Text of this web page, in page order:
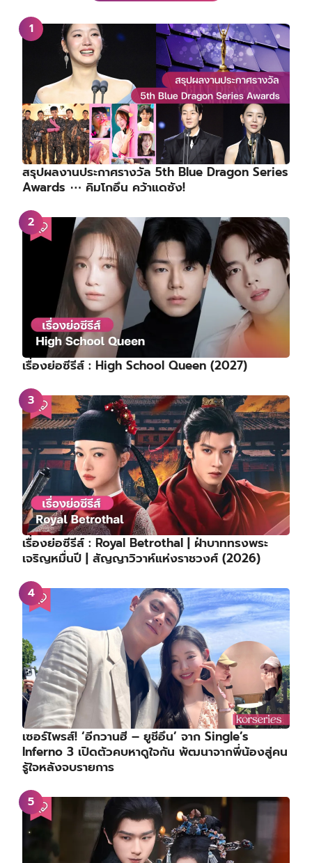
สรุปผลงานประกาศรางวัล 5th Blue Dragon Series
Awards ⋯ คิมโกอึน คว้าแดซัง!
เรื่องย่อซีรีส์ : High School Queen (2027)
เรื่องย่อซีรีส์ : Royal Betrothal | ฝ่าบาททรงพระ
เจริญหมื่นปี | สัญญาวิวาห์แห่งราชวงศ์ (2026)
เซอร์ไพรส์! ‘อีกวานฮี – ยูชีอึน’ จาก Single’s
Inferno 3 เปิดตัวคบหาดูใจกัน พัฒนาจากพี่น้องสู่คน
รู้ใจหลังจบรายการ